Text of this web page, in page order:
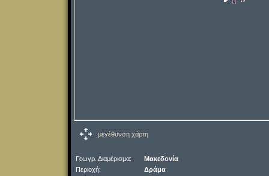
μεγέθυνση χάρτη
Γεωγρ. Διαμέρισμα:
Μακεδονία
Περιοχή:
Δράμα